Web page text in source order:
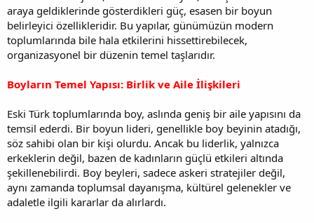
araya geldiklerinde gösterdikleri güç, esasen bir boyun
belirleyici özellikleridir. Bu yapılar, günümüzün modern
toplumlarında bile hala etkilerini hissettirebilecek,
organizasyonel bir düzenin temel taşlarıdır.
Boyların Temel Yapısı: Birlik ve Aile İlişkileri
Eski Türk toplumlarında boy, aslında geniş bir aile yapısını da
temsil ederdi. Bir boyun lideri, genellikle boy beyinin atadığı,
söz sahibi olan bir kişi olurdu. Ancak bu liderlik, yalnızca
erkeklerin değil, bazen de kadınların güçlü etkileri altında
şekillenebilirdi. Boy beyleri, sadece askeri stratejiler değil,
aynı zamanda toplumsal dayanışma, kültürel gelenekler ve
adaletle ilgili kararlar da alırlardı.